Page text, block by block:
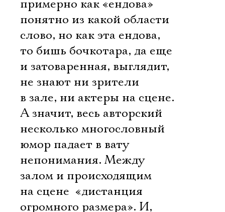
примерно как «ендова» 
понятно из какой области
слово, но как эта ендова,
то бишь бочкотара, да еще
и затоваренная, выглядит,
не знают ни зрители
в зале, ни актеры на сцене.
А значит, весь авторский 
несколько многословный 
юмор падает в вату
непонимания. Между
залом и происходящим
на сцене  «дистанция
огромного размера». И,